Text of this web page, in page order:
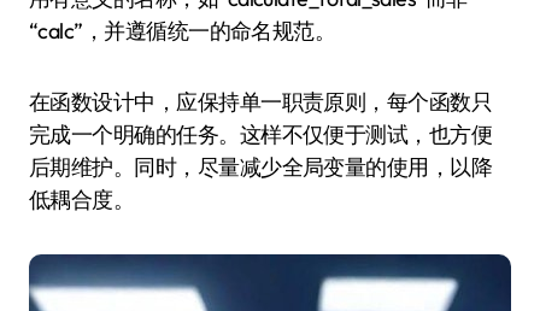
“calc”，并遵循统一的命名规范。
在函数设计中，应保持单一职责原则，每个函数只
完成一个明确的任务。这样不仅便于测试，也方便
后期维护。同时，尽量减少全局变量的使用，以降
低耦合度。